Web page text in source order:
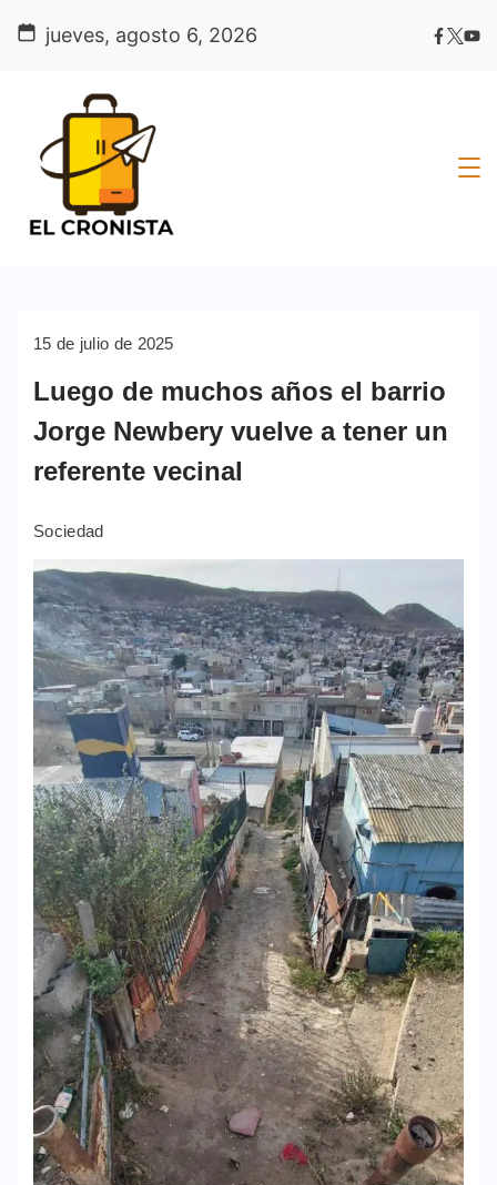
jueves, agosto 6, 2026
15 de julio de 2025
Luego de muchos años el barrio
Jorge Newbery vuelve a tener un
referente vecinal
Sociedad